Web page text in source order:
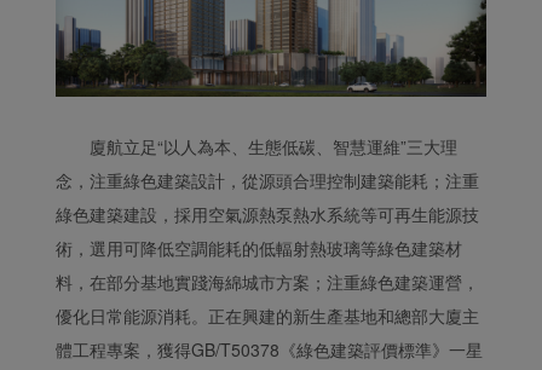
廈航立足“以人為本、生態低碳、智慧運維”三大理
念，注重綠色建築設計，從源頭合理控制建築能耗；注重
綠色建築建設，採用空氣源熱泵熱水系統等可再生能源技
術，選用可降低空調能耗的低輻射熱玻璃等綠色建築材
料，在部分基地實踐海綿城市方案；注重綠色建築運營，
優化日常能源消耗。正在興建的新生產基地和總部大廈主
體工程專案，獲得GB/T50378《綠色建築評價標準》一星